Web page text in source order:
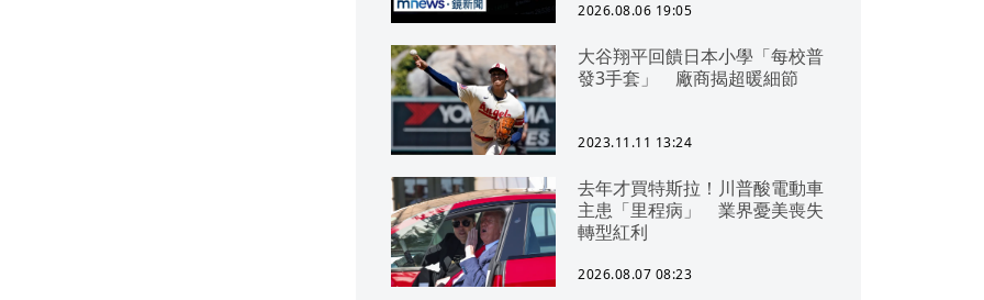
2026.08.06 19:05
大谷翔平回饋日本小學「每校普
發3手套」 廠商揭超暖細節
2023.11.11 13:24
去年才買特斯拉！川普酸電動車
主患「里程病」 業界憂美喪失
轉型紅利
2026.08.07 08:23